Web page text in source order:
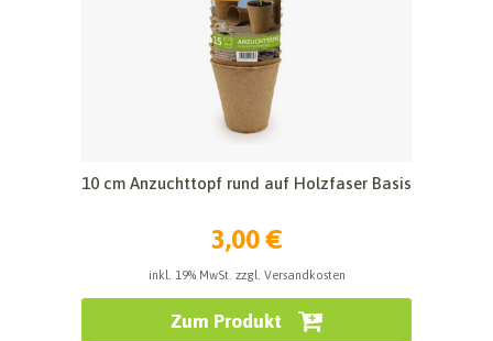
10 cm Anzuchttopf rund auf Holzfaser Basis
3,00 €
inkl. 19% MwSt. zzgl. Versandkosten
Zum Produkt